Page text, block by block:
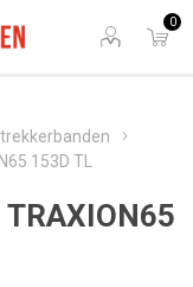
0
153D TL